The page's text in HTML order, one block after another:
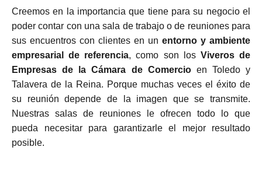
Creemos en la importancia que tiene para su negocio el
poder contar con una sala de trabajo o de reuniones para
sus encuentros con clientes en un entorno y ambiente
empresarial de referencia, como son los Viveros de
Empresas de la Cámara de Comercioen Toledo y
Talavera de la Reina. Porque muchas veces el éxito de
su reunión depende de la imagen que se transmite.
Nuestras salas de reuniones le ofrecen todo lo que
pueda necesitar para garantizarle el mejor resultado
posible.